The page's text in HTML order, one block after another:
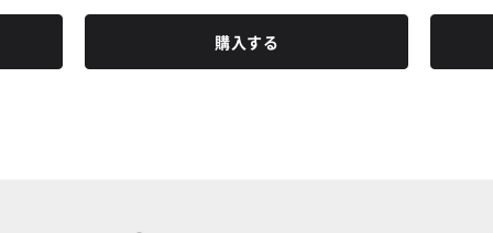
購入する